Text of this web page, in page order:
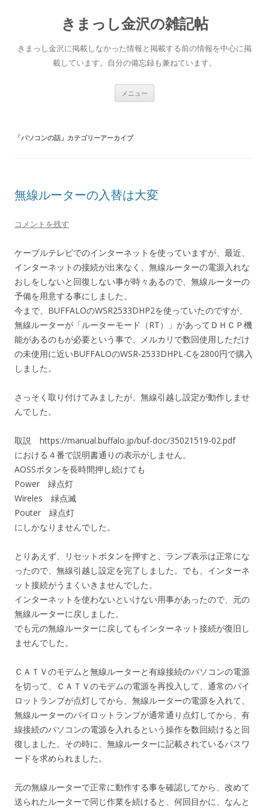
きまっし金沢の雑記帖
きまっし金沢に掲載しなかった情報と掲載する前の情報を中心に掲
載しています。自分の備忘録も兼ねています。
メニュー
「パソコンの話 」カテゴリーアーカイブ
無線ルーターの入替は大変
コメントを残す
ケーブルテレビでのインターネットを使っていますが、最近、
インターネットの接続が出来なく、無線ルーターの電源入れな
おしをしないと回復しない事が時々あるので、無線ルーターの
予備を用意する事にしました。
今まで、BUFFALOのWSR2533DHP2を使っていたのですが、
無線ルーターが「ルーターモード（RT）」があってＤＨＣＰ機
能があるのもが必要という事で、メルカリで数回使用しただけ
の未使用に近いBUFFALOのWSR-2533DHPL-Cを2800円で購入
しました。
さっそく取り付けてみましたが、無線引越し設定が動作しませ
んでした。
取説 https://manual.buffalo.jp/buf-doc/35021519-02.pdf
における４番で説明書通りの表示がしません。
AOSSボタンを長時間押し続けても
Power 緑点灯
Wireles 緑点滅
Pouter 緑点灯
にしかなりませんでした。
とりあえず、リセットボタンを押すと、ランプ表示は正常にな
ったので、無線引越し設定を完了しました。でも、インターネ
ット接続がうまくいきませんでした。
インターネットを使わないといけない用事があったので、元の
無線ルーターに戻しました。
でも元の無線ルーターに戻してもインターネット接続が復旧し
ませんでした。
ＣＡＴＶのモデムと無線ルーターと有線接続のパソコンの電源
を切って、ＣＡＴＶのモデムの電源を再投入して、通常のパイ
ロットランプが点灯してから、無線ルーターの電源を入れて、
無線ルーターのパイロットランプが通常通り点灯してから、有
線接続のパソコンの電源を入れるという操作を数回続けると回
復しました。その時に、無線ルーターに記載されているパスワ
ードを求められました。
元の無線ルーターで正常に動作する事を確認してから、改めて
送られたルーターで同じ作業を続けると、何回目かに、なんと